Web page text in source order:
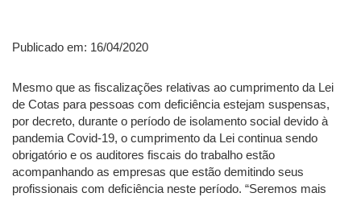
Publicado em: 16/04/2020
Mesmo que as fiscalizações relativas ao cumprimento da Lei
de Cotas para pessoas com deficiência estejam suspensas,
por decreto, durante o período de isolamento social devido à
pandemia Covid-19, o cumprimento da Lei continua sendo
obrigatório e os auditores fiscais do trabalho estão
acompanhando as empresas que estão demitindo seus
profissionais com deficiência neste período. “Seremos mais